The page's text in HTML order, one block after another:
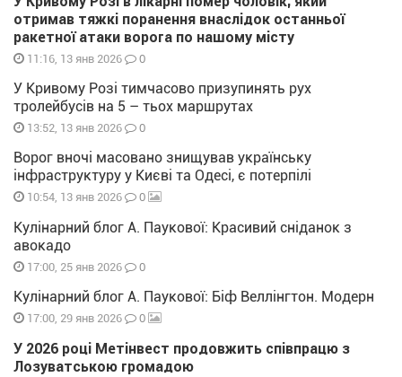
отримав тяжкі поранення внаслідок останньої
ракетної атаки ворога по нашому місту
11:16, 13 янв 2026 0
У Кривому Розі тимчасово призупинять рух
тролейбусів на 5 – тьох маршрутах
13:52, 13 янв 2026 0
Ворог вночі масовано знищував українську
інфраструктуру у Києві та Одесі, є потерпілі
10:54, 13 янв 2026 0
Кулінарний блог А. Паукової: Красивий сніданок з
авокадо
17:00, 25 янв 2026 0
Кулінарний блог А. Паукової: Біф Веллінгтон. Модерн
17:00, 29 янв 2026 0
У 2026 році Метінвест продовжить співпрацю з
Лозуватською громадою